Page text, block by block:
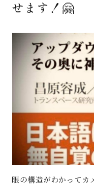
Godo AIAとは
特定商取引法に
せます！🤗
眼の構造がわかってカ